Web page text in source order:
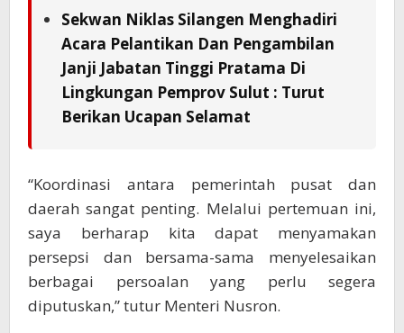
Sekwan Niklas Silangen Menghadiri
Acara Pelantikan Dan Pengambilan
Janji Jabatan Tinggi Pratama Di
Lingkungan Pemprov Sulut : Turut
Berikan Ucapan Selamat
“Koordinasi antara pemerintah pusat dan
daerah sangat penting. Melalui pertemuan ini,
saya berharap kita dapat menyamakan
persepsi dan bersama-sama menyelesaikan
berbagai persoalan yang perlu segera
diputuskan,” tutur Menteri Nusron.